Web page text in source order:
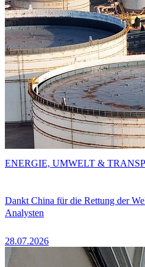
Dankt China für die Rettung der
Analysten
28.07.2026
ENERGIE, UMWELT &